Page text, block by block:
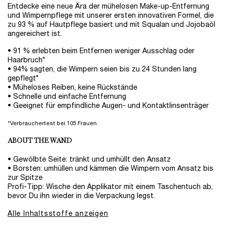
Entdecke eine neue Ära der mühelosen Make-up-Entfernung
und Wimpernpflege mit unserer ersten innovativen Formel, die
zu 93 % auf Hautpflege basiert und mit Squalan und Jojobaöl
angereichert ist.
• 91 % erlebten beim Entfernen weniger Ausschlag oder
Haarbruch*
• 94% sagten, die Wimpern seien bis zu 24 Stunden lang
gepflegt*
• Müheloses Reiben, keine Rückstände
• Schnelle und einfache Entfernung
• Geeignet für empfindliche Augen- und Kontaktlinsenträger
*Verbrauchertest bei 105 Frauen
ABOUT THE WAND
• Gewölbte Seite: tränkt und umhüllt den Ansatz
• Borsten: umhüllen und kämmen die Wimpern vom Ansatz bis
zur Spitze
Profi-Tipp: Wische den Applikator mit einem Taschentuch ab,
bevor Du ihn wieder in die Verpackung legst.
Alle Inhaltsstoffe anzeigen